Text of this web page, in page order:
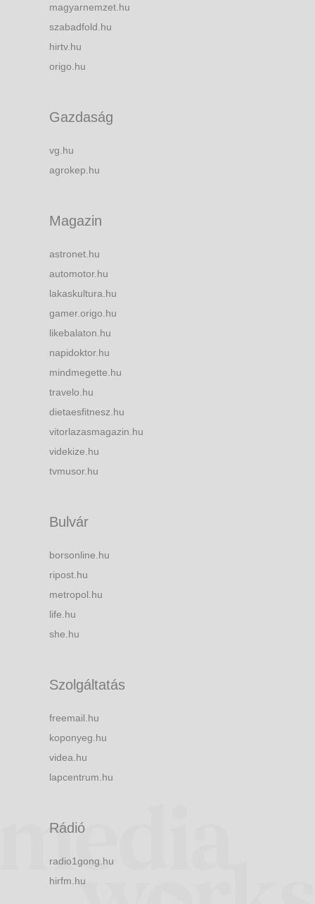
magyarnemzet.hu
szabadfold.hu
hirtv.hu
origo.hu
Gazdaság
vg.hu
agrokep.hu
Magazin
astronet.hu
automotor.hu
lakaskultura.hu
gamer.origo.hu
likebalaton.hu
napidoktor.hu
mindmegette.hu
travelo.hu
dietaesfitnesz.hu
vitorlazasmagazin.hu
videkize.hu
tvmusor.hu
Bulvár
borsonline.hu
ripost.hu
metropol.hu
life.hu
she.hu
Szolgáltatás
freemail.hu
koponyeg.hu
videa.hu
lapcentrum.hu
Rádió
radio1gong.hu
hirfm.hu